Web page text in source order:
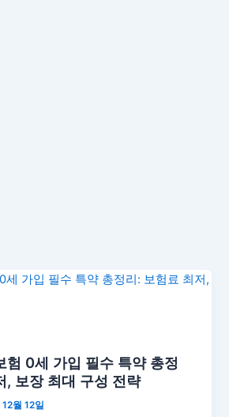
0세 가입 필수 특약 총정
, 보장 최대 구성 전략
월 12일